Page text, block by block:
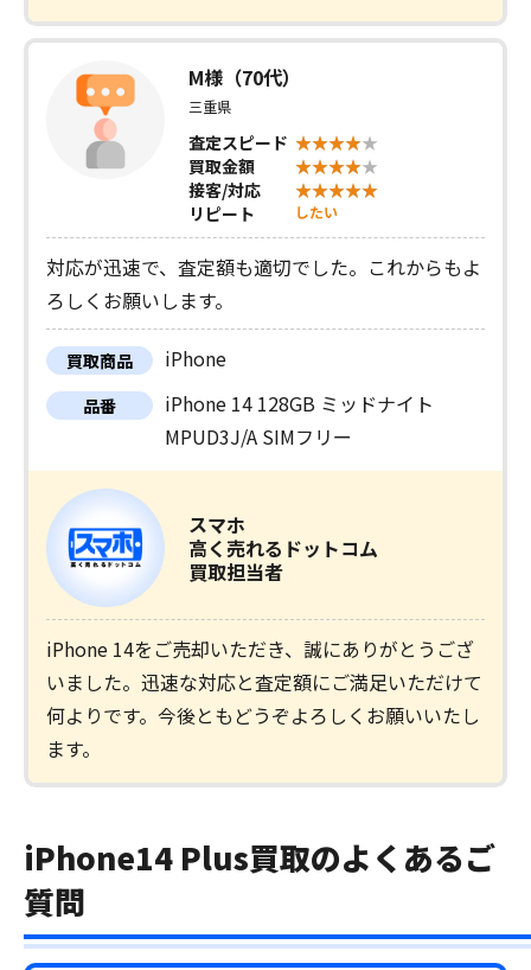
M様（70代）
三重県
査定スピード
買取金額
接客/対応
リピート
したい
対応が迅速で、査定額も適切でした。これからもよ
ろしくお願いします。
買取商品 iPhone
品番
iPhone 14 128GB ミッドナイト
MPUD3J/A SIMフリー
スマホ
高く売れるドットコム
買取担当者
iPhone 14をご売却いただき、誠にありがとうござ
いました。迅速な対応と査定額にご満足いただけて
何よりです。今後ともどうぞよろしくお願いいたし
ます。
iPhone14 Plus買取のよくあるご
質問